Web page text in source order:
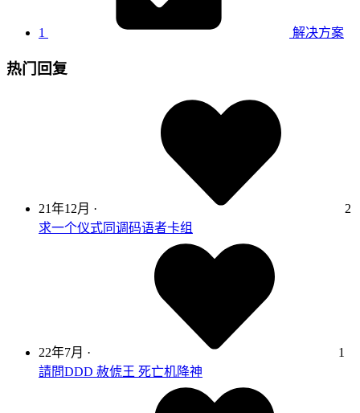
1 解决方案
热门回复
21年12月 ·
2
求一个仪式同调码语者卡组
22年7月 ·
1
請問DDD 赦俿王 死亡机降神